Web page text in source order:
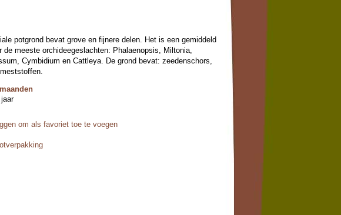
potgrond bevat grove en fijnere delen. Het is een gemiddeld
de meeste orchideegeslachten: Phalaenopsis, Miltonia,
Cymbidium en Cattleya. De grond bevat: zeedenschors,
om als favoriet toe te voegen